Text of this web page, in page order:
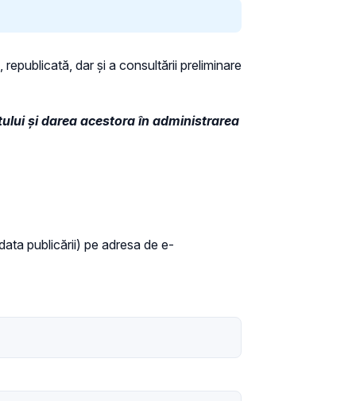
dar și a consultării preliminare
și darea acestora în administrarea
publicării) pe adresa de e-